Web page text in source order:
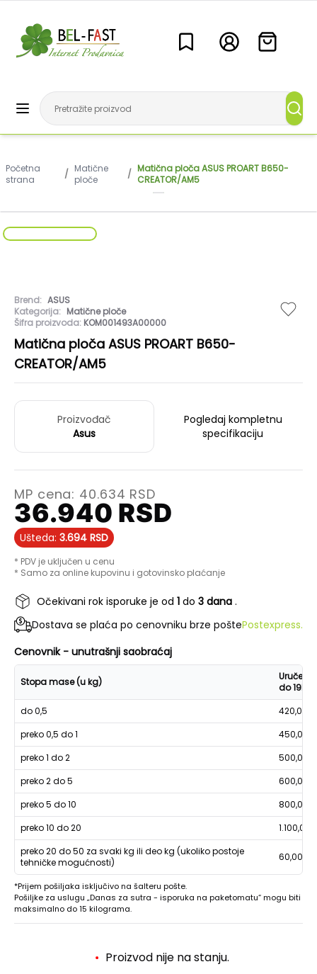
Početna
strana
/ Matične
ploče
/ Matična ploča ASUS PROART B650-
CREATOR/AM5
Brend: ASUS
Kategorija: Matične ploče
Šifra proizvoda: KOM001493A00000
Matična ploča ASUS PROART B650-
CREATOR/AM5
Proizvođač
Asus
Pogledaj kompletnu
specifikaciju
MP cena: 40.634 RSD
36.940 RSD
Ušteda: 3.694 RSD
* PDV je uključen u cenu
* Samo za online kupovinu i gotovinsko plaćanje
Očekivani rok isporuke je od 1 do 3 dana .
Dostava se plaća po cenovniku brze poštePostexpress.
Cenovnik - unutrašnji saobraćaj
Stopa mase (u kg)
Uručenje
do 19h
do 0,5
420,00
preko 0,5 do 1
450,00
preko 1 do 2
500,00
preko 2 do 5
600,00
preko 5 do 10
800,00
preko 10 do 20
1.100,00
preko 20 do 50 za svaki kg ili deo kg (ukoliko postoje
tehničke mogućnosti)
60,00
*Prijem pošiljaka isključivo na šalteru pošte.
Pošiljke za uslugu „Danas za sutra - isporuka na paketomatu“ mogu biti
maksimalno do 15 kilograma.
Proizvod nije na stanju.